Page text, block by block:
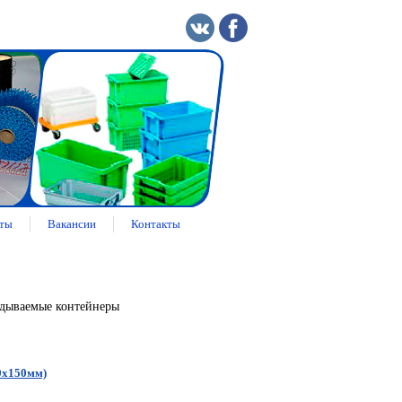
Вакансии Контакты
контейнеры